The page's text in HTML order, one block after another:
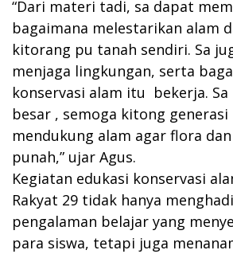
“Dari materi tadi, sa dapat
bagaimana melestarikan alam
kitorang pu tanah sendiri. Sa
menjaga lingkungan, serta
konservasi alam itu bekerja.
besar , semoga kitong generasi
mendukung alam agar flora
punah,” ujar Agus.
Kegiatan edukasi konservasi
Rakyat 29 tidak hanya
pengalaman belajar yang
para siswa, tetapi juga